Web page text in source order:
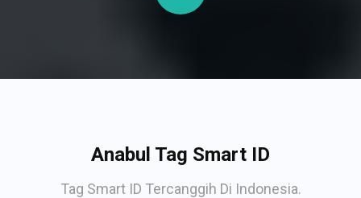
Anabul Tag Smart ID
Tag Smart ID Tercanggih Di Indonesia.